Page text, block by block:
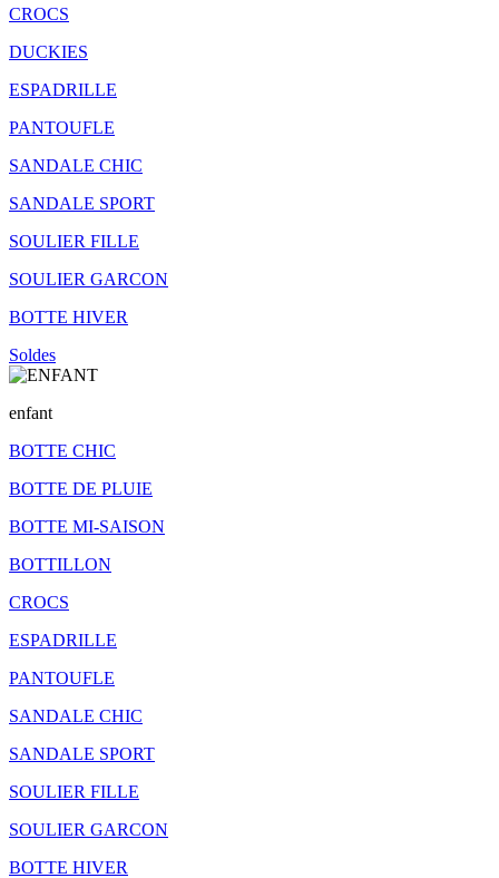
CROCS
DUCKIES
ESPADRILLE
PANTOUFLE
SANDALE CHIC
SANDALE SPORT
SOULIER FILLE
SOULIER GARCON
BOTTE HIVER
Soldes
enfant
BOTTE CHIC
BOTTE DE PLUIE
BOTTE MI-SAISON
BOTTILLON
CROCS
ESPADRILLE
PANTOUFLE
SANDALE CHIC
SANDALE SPORT
SOULIER FILLE
SOULIER GARCON
BOTTE HIVER